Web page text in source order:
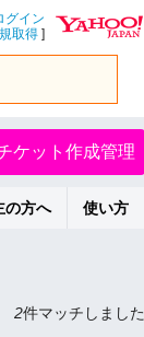
グイン
取得 ]
ケット作成管理
の方へ 使い方
2件マッチしました